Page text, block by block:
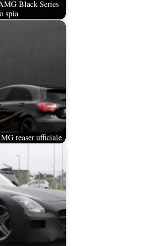
Black Series
spia
teaser ufficiale